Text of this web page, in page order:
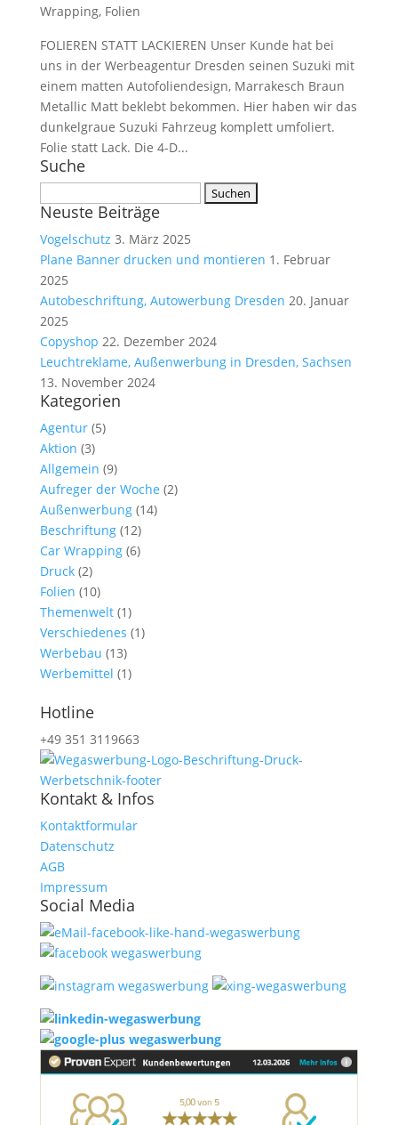
Wrapping, Folien
FOLIEREN STATT LACKIEREN Unser Kunde hat bei
uns in der Werbeagentur Dresden seinen Suzuki mit
einem matten Autofoliendesign, Marrakesch Braun
Metallic Matt beklebt bekommen. Hier haben wir das
dunkelgraue Suzuki Fahrzeug komplett umfoliert.
Folie statt Lack. Die 4-D...
Suche
nach:
Neuste Beiträge
Vogelschutz 3. März 2025
Plane Banner drucken und montieren 1. Februar
2025
Autobeschriftung, Autowerbung Dresden 20. Januar
2025
Copyshop 22. Dezember 2024
Leuchtreklame, Außenwerbung in Dresden, Sachsen
13. November 2024
Kategorien
Agentur(5)
Aktion (3)
Allgemein (9)
Aufreger der Woche (2)
Außenwerbung(14)
Beschriftung(12)
Car Wrapping(6)
Druck(2)
Folien (10)
Themenwelt(1)
Verschiedenes (1)
Werbebau (13)
Werbemittel (1)
Hotline
+49 351 3119663
Kontakt & Infos
Kontaktformular
Datenschutz
AGB
Impressum
Social Media